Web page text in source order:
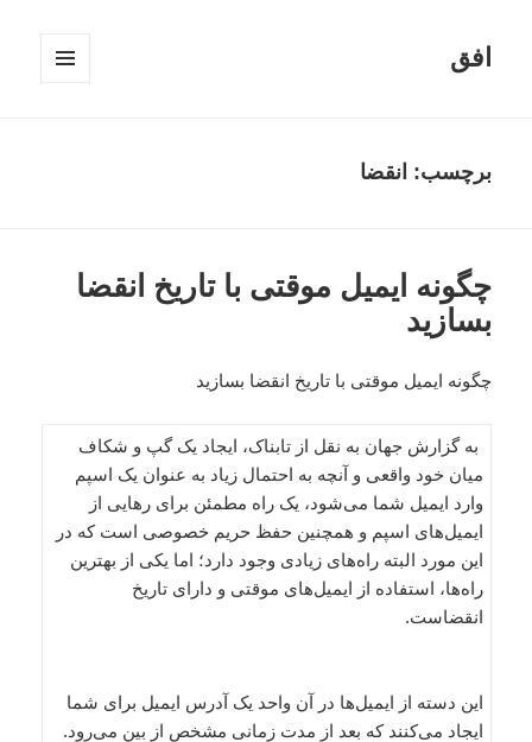
افق
برچسب: انقضا
چگونه ایمیل موقتی با تاریخ انقضا
بسازید
چگونه ایمیل موقتی با تاریخ انقضا بسازید
به گزارش جهان به نقل از تابناک، ایجاد یک گپ و شکاف
میان خود واقعی و آنچه به احتمال زیاد به عنوان یک اسپم
وارد ایمیل شما می‌شود، یک راه مطمئن برای رهایی از
ایمیل‌های اسپم و همچنین حفظ حریم خصوصی است که در
این مورد البته راه‌های زیادی وجود دارد؛ اما یکی از بهترین
‌راه‌ها، استفاده از ایمیل‌های موقتی و دارای تاریخ
انقضاست.
این دسته از ایمیل‌ها در آن واحد یک آدرس ایمیل برای شما
ایجاد می‌کنند که بعد از مدت زمانی مشخص از بین می‌رود.